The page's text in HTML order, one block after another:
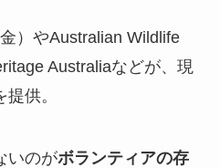
）やAustralian Wildlife
Australiaなどが、現
供。
いのがボランティアの存